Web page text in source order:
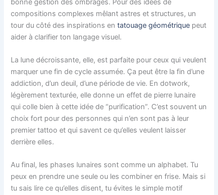
compositions complexes mêlant astres et structures, un
tour du côté des inspirations entatouage géométrique peut
aider à clarifier ton langage visuel.
La lune décroissante, elle, est parfaite pour ceux qui veulent
marquer une fin de cycle assumée. Ça peut être la fin d’une
addiction, d’un deuil, d’une période de vie. En dotwork,
légèrement texturée, elle donne un effet de pierre lunaire
qui colle bien à cette idée de “purification”. C’est souvent un
choix fort pour des personnes qui n’en sont pas à leur
premier tattoo et qui savent ce qu’elles veulent laisser
derrière elles.
Au final, les phases lunaires sont comme un alphabet. Tu
peux en prendre une seule ou les combiner en frise. Mais si
tu sais lire ce qu’elles disent, tu évites le simple motif